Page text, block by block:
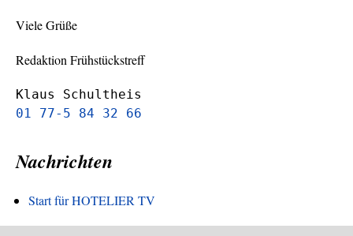
Viele Grüße
Redaktion Frühstückstreff
Klaus Schultheis
01 77-5 84 32 66
Nachrichten
Start für HOTELIER TV